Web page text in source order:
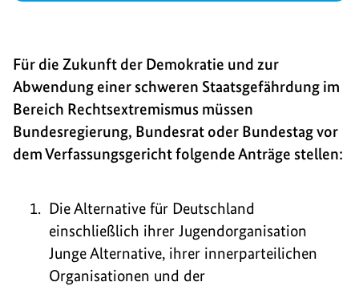
Für die Zukunft der Demokratie und zur
Abwendung einer schweren Staatsgefährdung im
Bereich Rechtsextremismus müssen
Bundesregierung, Bundesrat oder Bundestag vor
dem Verfassungsgericht folgende Anträge stellen:
Die Alternative für Deutschland
einschließlich ihrer Jugendorganisation
Junge Alternative, ihrer innerparteilichen
Organisationen und der